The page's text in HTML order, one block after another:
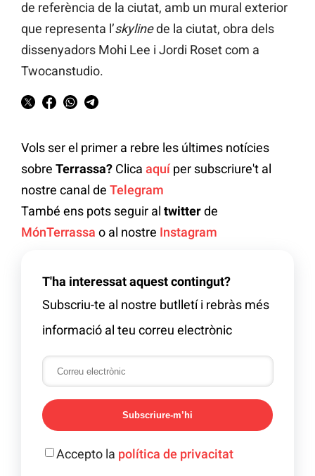
de referència de la ciutat, amb un mural exterior
que representa l’skylinede la ciutat, obra dels
dissenyadors Mohi Lee i Jordi Roset com a
Twocanstudio.
Vols ser el primer a rebre les últimes notícies
sobre Terrassa? Clica aquí per subscriure't al
nostre canal de Telegram
També ens pots seguir al twitterde
MónTerrassa o al nostre Instagram
T'ha interessat aquest contingut?
Subscriu-te al nostre butlletí i rebràs més
informació al teu correu electrònic
Subscriure-m’hi
Accepto la política de privacitat